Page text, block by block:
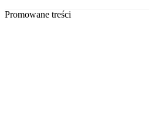
Promowane treści